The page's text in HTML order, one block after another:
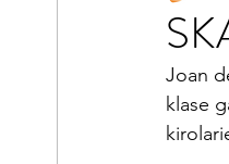
Joan
klase